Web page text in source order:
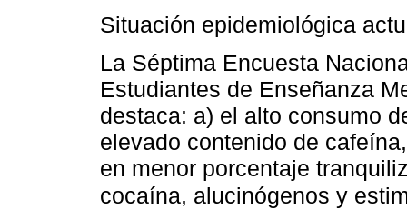
Situación epidemiológica
La Séptima Encuesta
Estudiantes de Enseñanza
destaca: a) el alto consumo
elevado contenido de
en menor porcentaje
cocaína, alucinógenos y